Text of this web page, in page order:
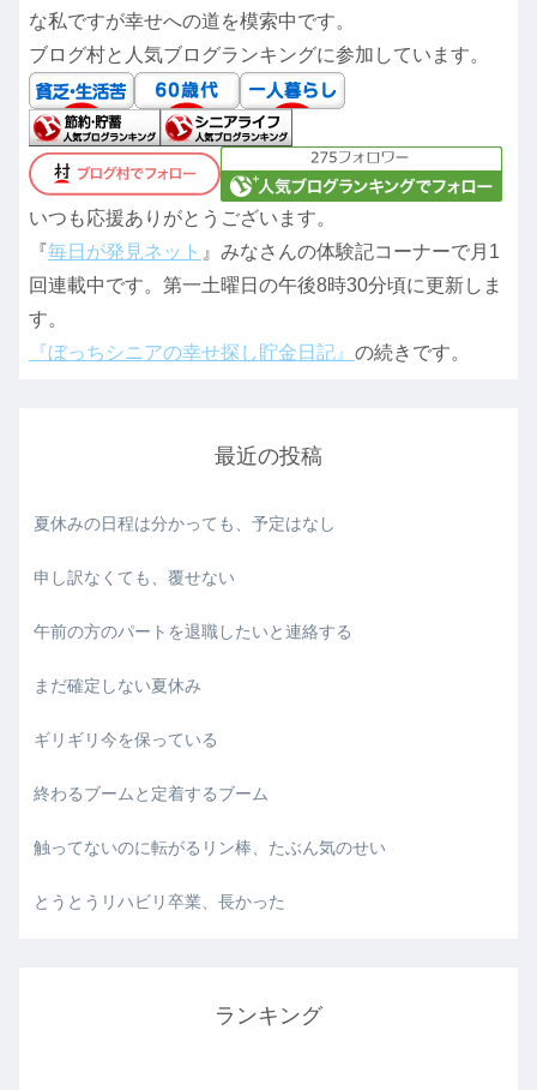
な私ですが幸せへの道を模索中です。
ブログ村と人気ブログランキングに参加しています。
いつも応援ありがとうございます。
『毎日が発見ネット 』みなさんの体験記コーナーで月1
回連載中です。第一土曜日の午後8時30分頃に更新しま
す。
『ぼっちシニアの幸せ探し貯金日記』 の続きです。
最近の投稿
夏休みの日程は分かっても、予定はなし
申し訳なくても、覆せない
午前の方のパートを退職したいと連絡する
まだ確定しない夏休み
ギリギリ今を保っている
終わるブームと定着するブーム
触ってないのに転がるリン棒、たぶん気のせい
とうとうリハビリ卒業、長かった
ランキング